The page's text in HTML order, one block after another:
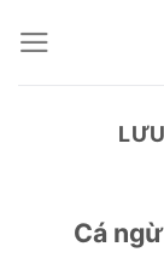
qua
Cá